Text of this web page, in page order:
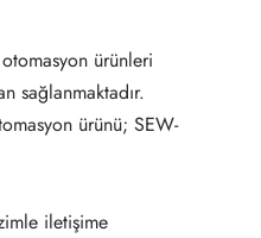
ürünleri
sağlanmaktadır.
ürünü; SEW-
iletişime